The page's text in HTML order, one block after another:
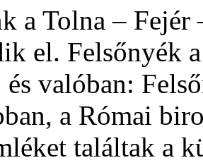
a Tolna – Fejér
el. Felsőnyék
és valóban:
a Római
találtak a